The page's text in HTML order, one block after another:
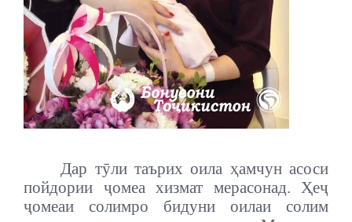
Дар тӯли таърих оила ҳамчун асоси
пойдории ҷомеа хизмат мерасонад. Ҳеҷ
ҷомеаи солимро бидуни оилаи солим